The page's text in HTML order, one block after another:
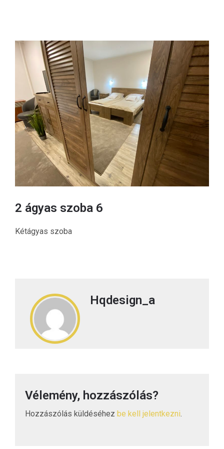
2 ágyas szoba 6
Kétágyas szoba
Hqdesign_a
Vélemény, hozzászólás?
Hozzászólás küldéséhez be kell jelentkezni.